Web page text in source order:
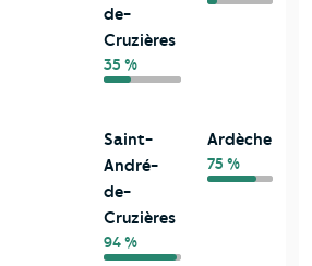
de-
Cruzières
35 %
Saint-
André-
de-
Cruzières
94 %
Ardèche
75 %